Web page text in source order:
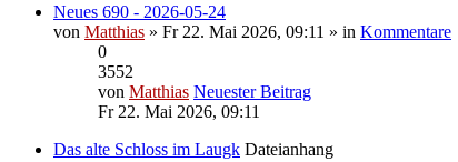
Neues 690 - 2026-05-24
von Matthias » Fr 22. Mai 2026, 09:11 » in Kommentare
0
3552
von Matthias Neuester Beitrag
Fr 22. Mai 2026, 09:11
Das alte Schloss im Laugk Dateianhang